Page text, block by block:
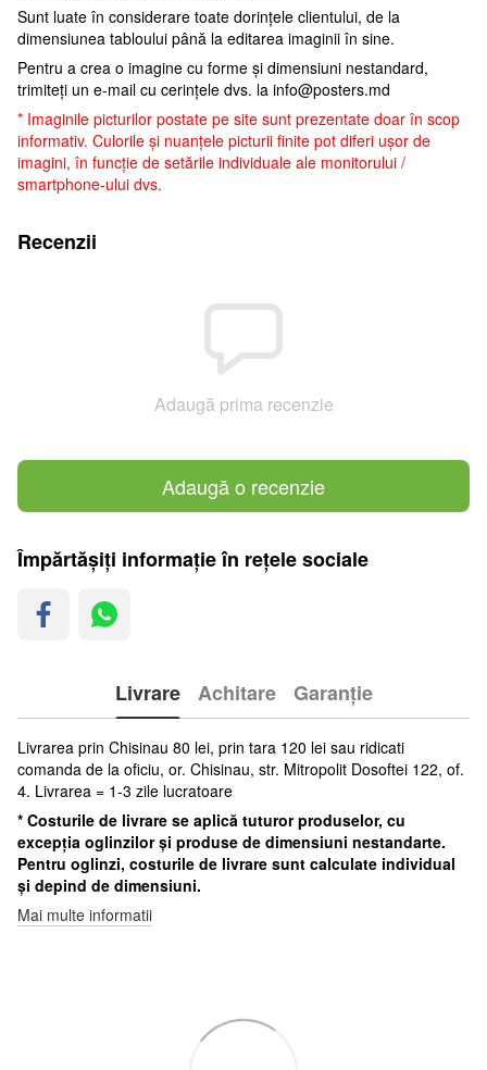
Sunt luate în considerare toate dorințele clientului, de la
dimensiunea tabloului până la editarea imaginii în sine.
Pentru a crea o imagine cu forme și dimensiuni nestandard,
trimiteți un e-mail cu cerințele dvs. la info@posters.md
* Imaginile picturilor postate pe site sunt prezentate doar în scop
informativ. Culorile și nuanțele picturii finite pot diferi ușor de
imagini, în funcție de setările individuale ale monitorului /
smartphone-ului dvs.
Recenzii
Adaugă prima recenzie
Adaugă o recenzie
Împărtășiți informație în rețele sociale
Livrare Achitare Garanție
Livrarea prin Chisinau 80 lei, prin tara 120 lei sau ridicati
comanda de la oficiu, or. Chisinau, str. Mitropolit Dosoftei 122, of.
4. Livrarea = 1-3 zile lucratoare
* Costurile de livrare se aplică tuturor produselor, cu
excepția oglinzilor și produse de dimensiuni nestandarte.
Pentru oglinzi, costurile de livrare sunt calculate individual
și depind de dimensiuni.
Mai multe informatii